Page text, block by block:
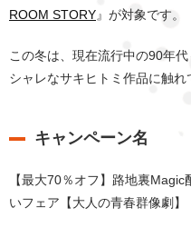
ROOM STORY』が対象です。
この冬は、現在流行中の90年
シャレなサキヒトミ作品に触れ
キャンペーン名
【最大70％オフ】路地裏
いフェア【大人の青春群像劇】